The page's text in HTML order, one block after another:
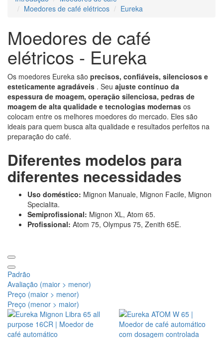
Moedores de café elétricos
Eureka
Moedores de café
elétricos - Eureka
Os moedores Eureka são precisos, confiáveis, silenciosos e
esteticamente agradáveis . Seu ajuste contínuo da
espessura de moagem, operação silenciosa, pedras de
moagem de alta qualidade e tecnologias modernas os
colocam entre os melhores moedores do mercado. Eles são
ideais para quem busca alta qualidade e resultados perfeitos na
preparação do café.
Diferentes modelos para
diferentes necessidades
Uso doméstico: Mignon Manuale, Mignon Facile, Mignon
Specialita.
Semiprofissional: Mignon XL, Atom 65.
Profissional: Atom 75, Olympus 75, Zenith 65E.
Padrão
Avaliação (maior > menor)
Preço (maior > menor)
Preço (menor > maior)